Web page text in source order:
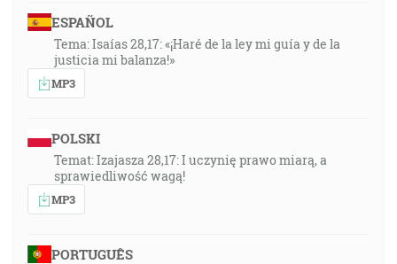
ESPAÑOL
Tema: Isaías 28,17: «¡Haré de la ley mi guía y de la
justicia mi balanza!»
MP3
POLSKI
Temat: Izajasza 28,17: I uczynię prawo miarą, a
sprawiedliwość wagą!
MP3
PORTUGUÊS